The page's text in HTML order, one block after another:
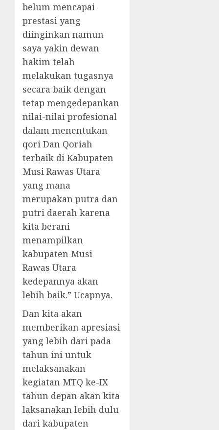
belum mencapai
prestasi yang
diinginkan namun
saya yakin dewan
hakim telah
melakukan tugasnya
secara baik dengan
tetap mengedepankan
nilai-nilai profesional
dalam menentukan
qori Dan Qoriah
terbaik di Kabupaten
Musi Rawas Utara
yang mana
merupakan putra dan
putri daerah karena
kita berani
menampilkan
kabupaten Musi
Rawas Utara
kedepannya akan
lebih baik.” Ucapnya.
Dan kita akan
memberikan apresiasi
yang lebih dari pada
tahun ini untuk
melaksanakan
kegiatan MTQ ke-IX
tahun depan akan kita
laksanakan lebih dulu
dari kabupaten